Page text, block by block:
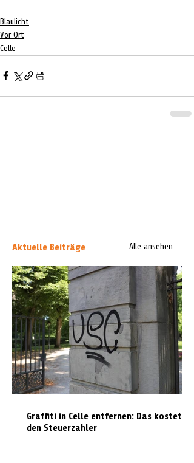
Blaulicht
Vor Ort
Celle
Aktuelle Beiträge Alle ansehen
Graffiti in Celle entfernen: Das kostet es
den Steuerzahler